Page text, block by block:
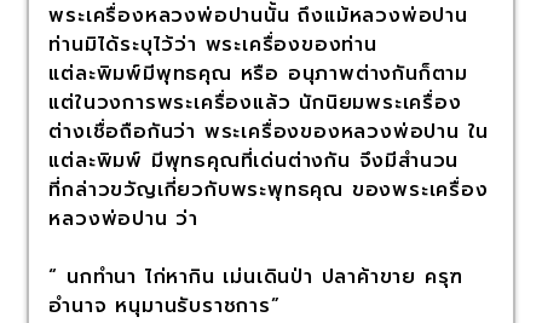
พระเครื่องหลวงพ่อปานนั้น ถึงแม้หลวงพ่อปาน
ท่านมิได้ระบุไว้ว่า พระเครื่องของท่าน
แต่ละพิมพ์มีพุทธคุณ หรือ อนุภาพต่างกันก็ตาม
แต่ในวงการพระเครื่องแล้ว นักนิยมพระเครื่อง
ต่างเชื่อถือกันว่า พระเครื่องของหลวงพ่อปาน ใน
แต่ละพิมพ์ มีพุทธคุณที่เด่นต่างกัน จึงมีสำนวน
ที่กล่าวขวัญเกี่ยวกับพระพุทธคุณ ของพระเครื่อง
หลวงพ่อปาน ว่า
“ นกทำนา ไก่หากิน เม่นเดินป่า ปลาค้าขาย ครุฑ
อำนาจ หนุมานรับราชการ”